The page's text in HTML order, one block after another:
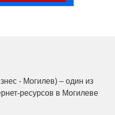
- Могилев) – один из
ресурсов в Могилеве